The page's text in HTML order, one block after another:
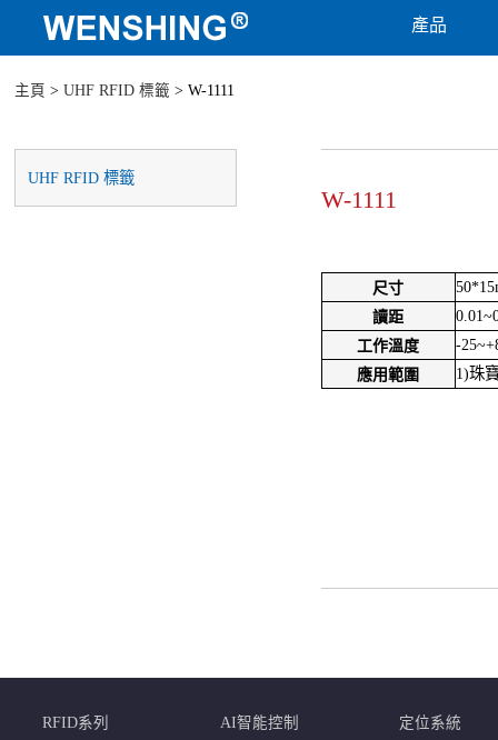
產品
主頁 > UHF RFID 標籤 > W-1111
UHF RFID 標籤
W-1111
尺寸
讀距
工作溫度 -
應用範圍 1)珠
RFID系列 AI智能控制 定位系統